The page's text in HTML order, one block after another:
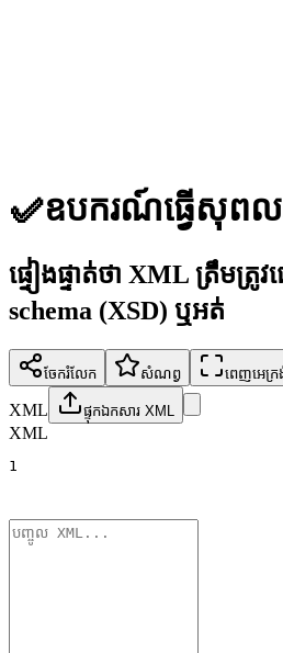
✅ឧបករណ៍ធ្វើសុព
ផ្ទៀងផ្ទាត់ថា XML ត្រឹមត្
schema (XSD) ឬអត់
ចែករំលែក សំណព្វ ពេញអេក្រ
XML ផ្ទុកឯកសារ XML
XML
1